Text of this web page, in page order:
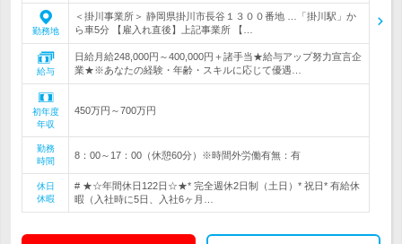
勤務地
＜掛川事業所＞ 静岡県掛川市長谷１３００番地 …「掛川駅」か
ら車5分 【雇入れ直後】上記事業所 【…
給与
日給月給248,000円～400,000円＋諸手当★給与アップ努力宣言企
業★※あなたの経験・年齢・スキルに応じて優遇…
初年度
年収
450万円～700万円
勤務
時間
8：00～17：00（休憩60分）※時間外労働有無：有
休日
休暇
# ★☆年間休日122日☆★* 完全週休2日制（土日）* 祝日* 有給休
暇（入社時に5日、入社6ヶ月…